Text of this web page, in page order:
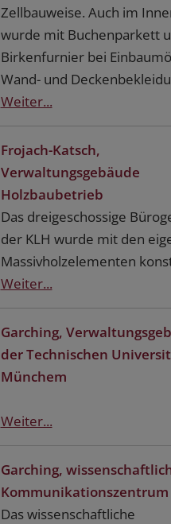
Zellbauweise. Auch im
wurde mit Buchenparkett
Birkenfurnier bei
Wand- und
Weiter...
Frojach-Katsch,
Verwaltungsgebäude
Holzbaubetrieb
Das dreigeschossige
der KLH wurde mit den
Massivholzelementen
Weiter...
Garching,
der Technischen
Münchem
Weiter...
Garching,
Kommunikationszentrum
Das wissenschaftliche